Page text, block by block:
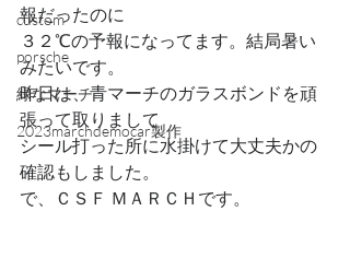
custom
porsche
緑なマーチ
2023marchdemocar製作
報だったのに
３２℃の予報になってます。結局暑い
みたいです。
昨日は、青マーチのガラスボンドを頑
張って取りまして
シール打った所に水掛けて大丈夫かの
確認もしました。
で、ＣＳＦ ＭＡＲＣＨです。